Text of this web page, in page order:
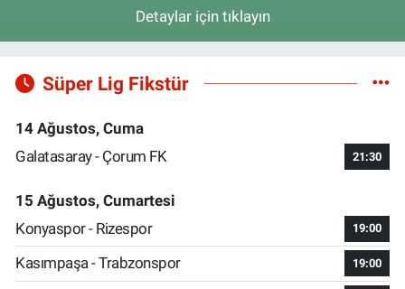
Detaylar için tıklayın
Süper Lig Fikstür
14 Ağustos, Cuma
Galatasaray - Çorum FK
21:30
15 Ağustos, Cumartesi
Konyaspor - Rizespor
19:00
Kasımpaşa - Trabzonspor 19:00